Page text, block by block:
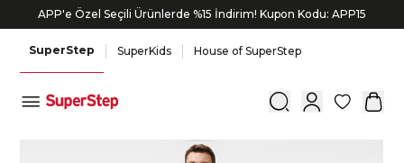
APP'e Özel Seçili Ürünlerde %15 İndirim! Kupon Kodu: APP15
SuperStep SuperKids House of SuperStep
0